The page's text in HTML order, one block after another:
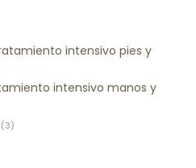
intensivo pies y
intensivo manos y
(3)